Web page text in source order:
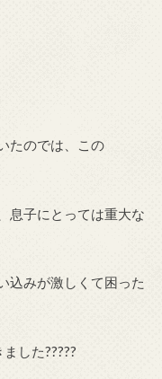
たのでは、この
息子にとっては重大な
込みが激しくて困った
した?????